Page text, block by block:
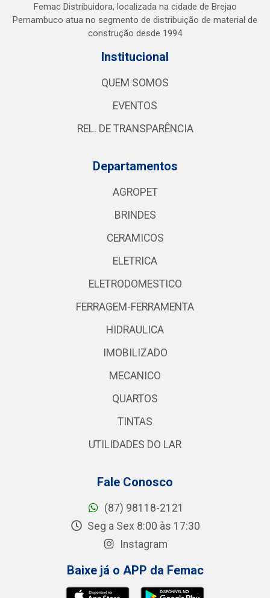
Femac Distribuidora, localizada na cidade de Brejao
Pernambuco atua no segmento de distribuição de material de
construção desde 1994
Institucional
QUEM SOMOS
EVENTOS
REL. DE TRANSPARÊNCIA
Departamentos
AGROPET
BRINDES
CERAMICOS
ELETRICA
ELETRODOMESTICO
FERRAGEM-FERRAMENTA
HIDRAULICA
IMOBILIZADO
MECANICO
QUARTOS
TINTAS
UTILIDADES DO LAR
Fale Conosco
(87) 98118-2121
Seg a Sex 8:00 às 17:30
Instagram
Baixe já o APP da Femac